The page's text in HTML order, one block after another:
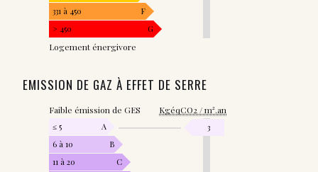
331 à 450
F
> 450
G
Logement énergivore
EMISSION DE GAZ À EFFET DE SERRE
Faible émission de GES KgéqCO2 / m².an
≤ 5
A
6 à 10
B
11 à 20
C
3